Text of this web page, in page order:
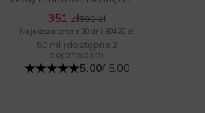
351 zł390 zł
Najniższa cena z 30 dni: 304,20 zł
50 ml (dostępne 2
pojemności)
5.00/ 5.00